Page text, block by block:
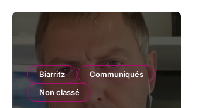
Biarritz
Communiqués
Non classé